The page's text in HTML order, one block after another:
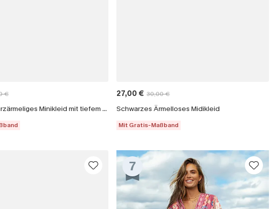
€
Schwarzes kurzärmeliges Minikleid mit tiefem Ausschnitt
27,00 € 30,00 €
Schwarzes Ärmelloses Midikleid
Mit Gratis-Maßband
7